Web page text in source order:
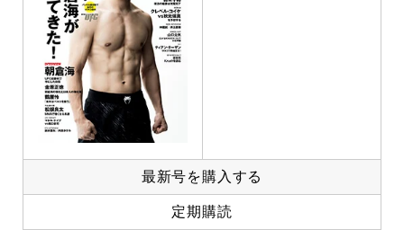
最新号を購入する
定期購読